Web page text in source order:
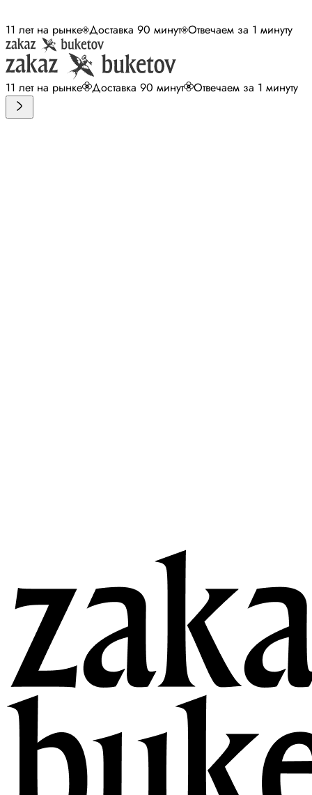
11 лет на рынке Доставка 90 минут Отвечаем за 1 минуту
11 лет на рынке Доставка 90 минут Отвечаем за 1 минуту